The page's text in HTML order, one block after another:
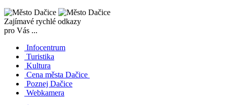
Zajímavé rychlé odkazy
pro Vás ...
Infocentrum
Turistika
Kultura
Cena města Dačice
Poznej Dačice
Webkamera